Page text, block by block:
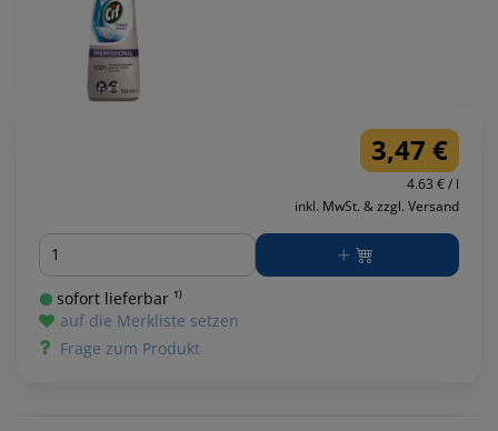
3,47 €
4.63 € / l
inkl. MwSt. & zzgl. Versand
Menge
sofort lieferbar ¹⁾
auf die Merkliste setzen
Frage zum Produkt